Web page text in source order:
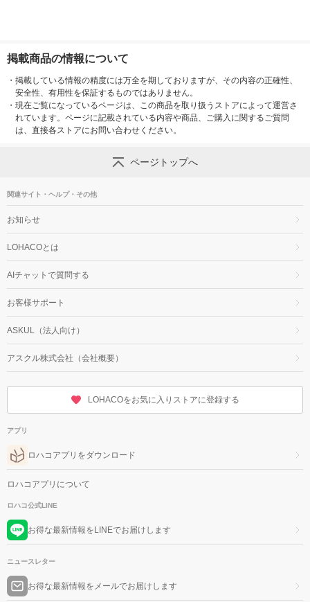
掲載商品の情報について
・ 掲載している情報の精度には万全を期しておりますが、その内容の正確性、
安全性、有用性を保証するものではありません。
・ 現在ご覧になっているページは、この商品を取り扱うストアによって運営さ
れています。ページに記載されている内容や商品、ご購入に関するご質問
は、直接各ストアにお問い合わせください。
ページトップへ
関連サイト・ヘルプ・その他
お知らせ
LOHACOとは
AIチャットで質問する
お客様サポート
ASKUL（法人向け）
アスクル株式会社（会社概要）
LOHACOをお気に入りストアに登録する
アプリ
ロハコアプリをダウンロード
ロハコアプリについて
ロハコ公式LINE
お得な最新情報をLINEでお届けします
ニュースレター
お得な最新情報をメールでお届けします